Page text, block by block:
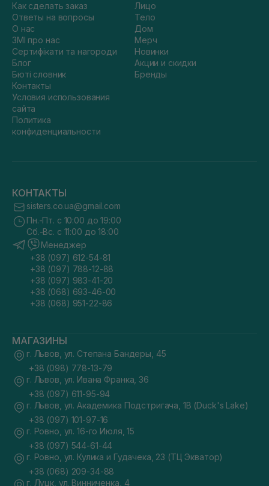
Как сделать заказ
Ответы на вопросы
О нас
ЗМІ про нас
Сертифікати та нагороди
Блог
Бюті словник
Контакты
Условия использования
сайта
Политика
конфиденциальности
Лицо
Тело
Дом
Мерч
Новинки
Акции и скидки
Бренды
КОНТАКТЫ
sisters.co.ua@gmail.com
Пн.-Пт. с 10:00 до 19:00
Сб.-Вс. с 11:00 до 18:00
Менеджер
+38 (097) 612-54-81
+38 (097) 788-12-88
+38 (097) 983-41-20
+38 (068) 693-46-00
+38 (068) 951-22-86
МАГАЗИНЫ
г. Львов, ул. Степана Бандеры, 45
+38 (098) 778-13-79
г. Львов, ул. Ивана Франка, 36
+38 (097) 611-95-94
г. Львов, ул. Академика Подстригача, 1В (Duck's Lake)
+38 (097) 101-97-16
г. Ровно, ул. 16-го Июля, 15
+38 (097) 544-61-44
г. Ровно, ул. Кулика и Гудачека, 23 (ТЦ Экватор)
+38 (068) 209-34-88
г. Луцк, ул. Винниченка, 4